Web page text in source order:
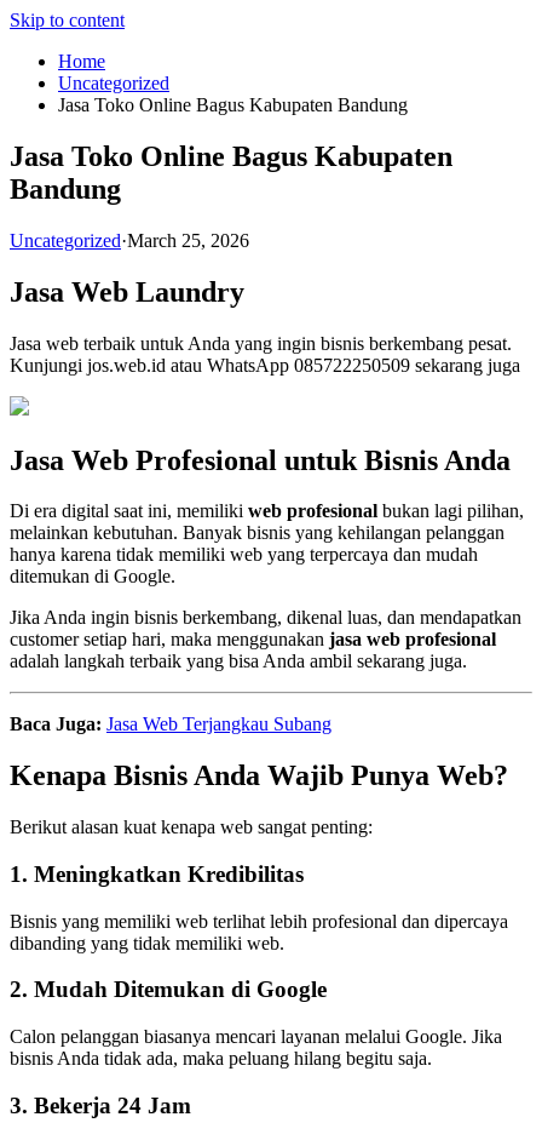
Skip to content
Home
Uncategorized
Jasa Toko Online Bagus Kabupaten Bandung
Jasa Toko Online Bagus Kabupaten
Bandung
Uncategorized·March 25, 2026
Jasa Web Laundry
Jasa web terbaik untuk Anda yang ingin bisnis berkembang pesat.
Kunjungi jos.web.id atau WhatsApp 085722250509 sekarang juga
Jasa Web Profesional untuk Bisnis Anda
Di era digital saat ini, memiliki web profesional bukan lagi pilihan,
melainkan kebutuhan. Banyak bisnis yang kehilangan pelanggan
hanya karena tidak memiliki web yang terpercaya dan mudah
ditemukan di Google.
Jika Anda ingin bisnis berkembang, dikenal luas, dan mendapatkan
customer setiap hari, maka menggunakan jasa web profesional
adalah langkah terbaik yang bisa Anda ambil sekarang juga.
Baca Juga: Jasa Web Terjangkau Subang
Kenapa Bisnis Anda Wajib Punya Web?
Berikut alasan kuat kenapa web sangat penting:
1. Meningkatkan Kredibilitas
Bisnis yang memiliki web terlihat lebih profesional dan dipercaya
dibanding yang tidak memiliki web.
2. Mudah Ditemukan di Google
Calon pelanggan biasanya mencari layanan melalui Google. Jika
bisnis Anda tidak ada, maka peluang hilang begitu saja.
3. Bekerja 24 Jam